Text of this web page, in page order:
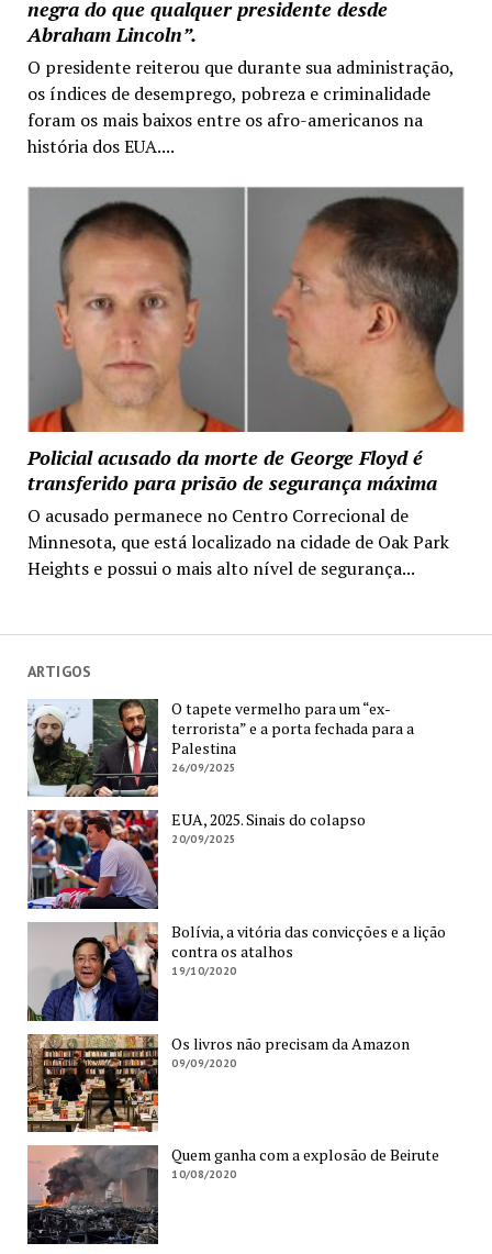
negra do que qualquer presidente desde
Abraham Lincoln”.
O presidente reiterou que durante sua administração,
os índices de desemprego, pobreza e criminalidade
foram os mais baixos entre os afro-americanos na
história dos EUA....
Policial acusado da morte de George Floyd é
transferido para prisão de segurança máxima
O acusado permanece no Centro Correcional de
Minnesota, que está localizado na cidade de Oak Park
Heights e possui o mais alto nível de segurança...
ARTIGOS
O tapete vermelho para um “ex-
terrorista” e a porta fechada para a
Palestina
26/09/2025
EUA, 2025. Sinais do colapso
20/09/2025
Bolívia, a vitória das convicções e a lição
contra os atalhos
19/10/2020
Os livros não precisam da Amazon
09/09/2020
Quem ganha com a explosão de Beirute
10/08/2020